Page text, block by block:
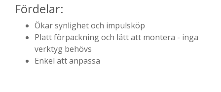
Fördelar:
Ökar synlighet och impulsköp
Platt förpackning och lätt att montera - inga
verktyg behövs
Enkel att anpassa